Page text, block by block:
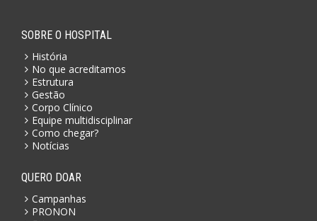
SOBRE O HOSPITAL
História
No que acreditamos
Estrutura
Gestão
Corpo Clínico
Equipe multidisciplinar
Como chegar?
Notícias
QUERO DOAR
Campanhas
PRONON